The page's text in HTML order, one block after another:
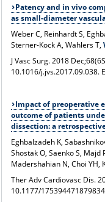
Patency and in vivo
as small-diameter
Weber C, Reinhardt S,
Sterner-Kock A, Wahlers T,
J Vasc Surg. 2018
10.1016/j.jvs.2017.09.038.
Impact of preoperative
outcome of patients
dissection: a
Eghbalzadeh K,
Shostak O, Saenko S, Majd
Madershahian N, Choi YH,
Ther Adv Cardiovasc Dis.
10.1177/